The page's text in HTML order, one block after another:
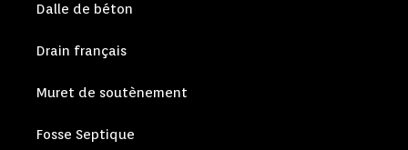
Dalle de béton
Drain français
Muret de soutènement
Fosse Septique